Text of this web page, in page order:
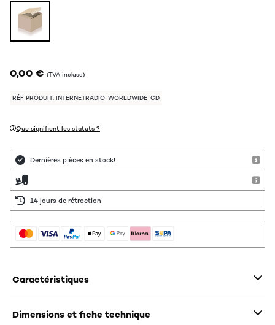
0,00 € (TVA incluse)
RÉF PRODUIT: INTERNETRADIO_WORLDWIDE_CD
Que signifient les statuts ?
Dernières pièces en stock!
14 jours de rétraction
Caractéristiques
Dimensions et fiche technique